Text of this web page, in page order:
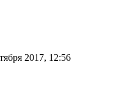
2017, 12:56